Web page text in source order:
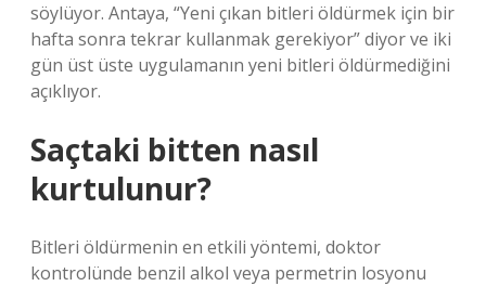
söylüyor. Antaya, “Yeni çıkan bitleri öldürmek için bir
hafta sonra tekrar kullanmak gerekiyor” diyor ve iki
gün üst üste uygulamanın yeni bitleri öldürmediğini
açıklıyor.
Saçtaki bitten nasıl
kurtulunur?
Bitleri öldürmenin en etkili yöntemi, doktor
kontrolünde benzil alkol veya permetrin losyonu